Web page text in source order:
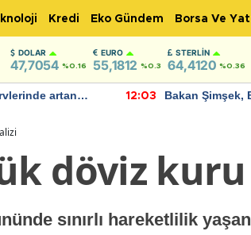
Kredi Eko Gündem Borsa Ve
DOLAR
47,7054 %0.16
EURO
55,1812 %0.3
STERLIN
64,4120 %0.36
artan
12:03
Bakan Şimşek,
döviz
sınırlı hareketlilik